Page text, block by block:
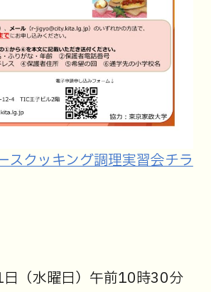
スクッキング調理実習会チラ
（水曜日）午前10時30分